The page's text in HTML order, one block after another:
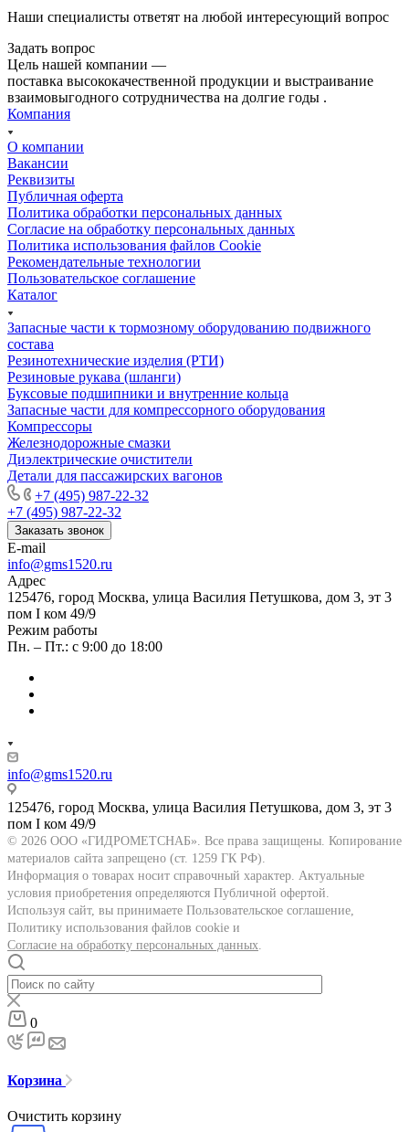
Наши специалисты ответят на любой интересующий вопрос
Задать вопрос
Цель нашей компании —
поставка высококачественной продукции и выстраивание
взаимовыгодного сотрудничества на долгие годы .
Компания
О компании
Вакансии
Реквизиты
Публичная оферта
Политика обработки персональных данных
Cогласие на обработку персональных данных
Политика использования файлов Cookie
Рекомендательные технологии
Пользовательское соглашение
Каталог
Запасные части к тормозному оборудованию подвижного
состава
Резинотехнические изделия (РТИ)
Резиновые рукава (шланги)
Буксовые подшипники и внутренние кольца
Запасные части для компрессорного оборудования
Компрессоры
Железнодорожные смазки
Диэлектрические очистители
Детали для пассажирских вагонов
+7 (495) 987-22-32
+7 (495) 987-22-32
Заказать звонок
E-mail
info@gms1520.ru
Адрес
125476, город Москва, улица Василия Петушкова, дом 3, эт 3
пом I ком 49/9
Режим работы
Пн. – Пт.: с 9:00 до 18:00
info@gms1520.ru
125476, город Москва, улица Василия Петушкова, дом 3, эт 3
пом I ком 49/9
© 2026 ООО «ГИДРОМЕТСНАБ». Все права защищены. Копирование
материалов сайта запрещено (ст. 1259 ГК РФ).
Информация о товарах носит справочный характер. Актуальные
условия приобретения определяются Публичной офертой.
Используя сайт, вы принимаете Пользовательское соглашение,
Политику использования файлов cookie и
Согласие на обработку персональных данных
0
Корзина
Очистить корзину